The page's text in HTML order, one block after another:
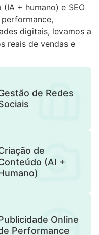
+ humano) e SEO
digitais, levamos a
reais de vendas e
de Redes
de
(AI +
Online
Performance